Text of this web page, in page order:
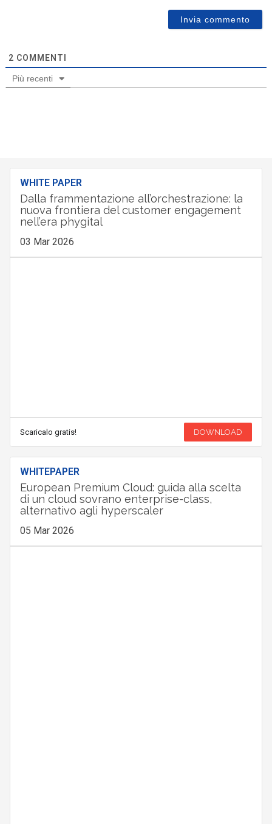
2 COMMENTI
Più recenti
WHITE PAPER
Dalla frammentazione all’orchestrazione: la
nuova frontiera del customer engagement
nell’era phygital
03 Mar 2026
Scaricalo gratis! DOWNLOAD
WHITEPAPER
European Premium Cloud: guida alla scelta
di un cloud sovrano enterprise-class,
alternativo agli hyperscaler
05 Mar 2026